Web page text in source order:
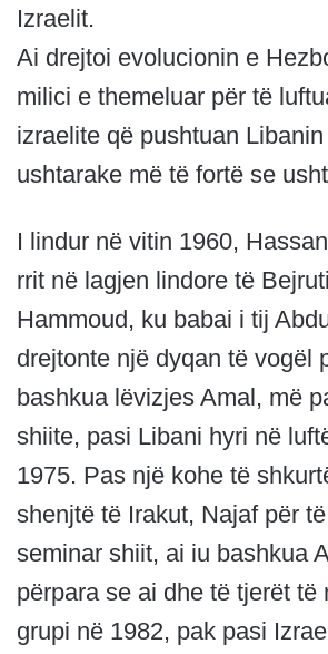
Izraelit.
Ai drejtoi evolucionin e
milici e themeluar për të
izraelite që pushtuan
ushtarake më të fortë se
I lindur në vitin 1960,
rrit në lagjen lindore të
Hammoud, ku babai i tij
drejtonte një dyqan të vogël
bashkua lëvizjes Amal, më
shiite, pasi Libani hyri në
1975. Pas një kohe të
shenjtë të Irakut, Najaf për
seminar shiit, ai iu bashkua
përpara se ai dhe të tjerët të
grupi në 1982, pak pasi